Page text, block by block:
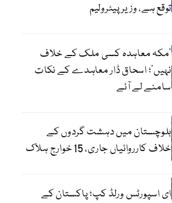
توقع ہے، وزیر پیٹرولیم
‘مکہ معاہدہ کسی ملک کے خلاف
نہیں’؛ اسحاق ڈار معاہدے کے نکات
سامنے لے آئے
بلوچستان میں دہشت گردوں کے
خلاف کارروائیاں جاری، 15 خوارج ہلاک
ای اسپورٹس ورلڈ کپ؛ پاکستان کے